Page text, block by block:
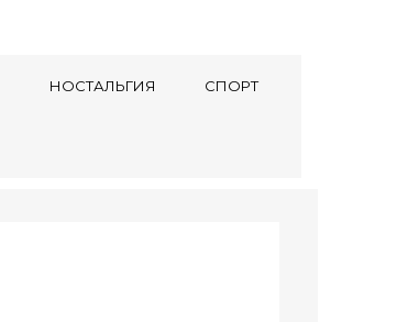
НОСТАЛЬГИЯ СПОРТ